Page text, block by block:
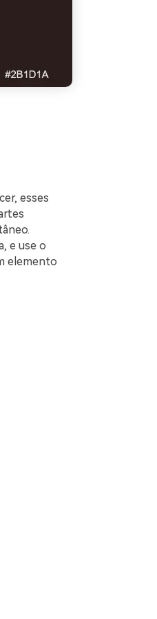
esses
e use o
elemento